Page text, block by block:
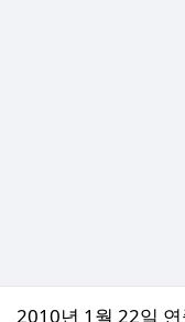
2010년 1월 22일